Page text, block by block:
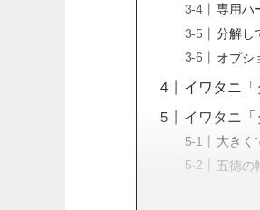
専用ハ
分解し
オプシ
イワタニ
イワタニ
大きく
五徳の